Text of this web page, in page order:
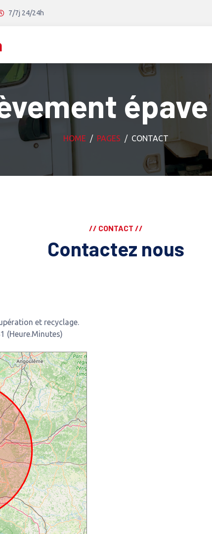
7/7j 24/24h
HOME PAGES CONTACT
// CONTACT //
Contactez nous
et recyclage.
(Heure.Minutes)